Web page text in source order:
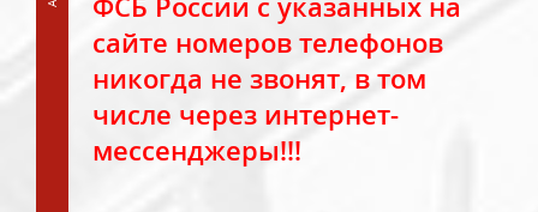
сайте номеров телефонов
никогда не звонят, в том
числе через интернет-
мессенджеры!!!